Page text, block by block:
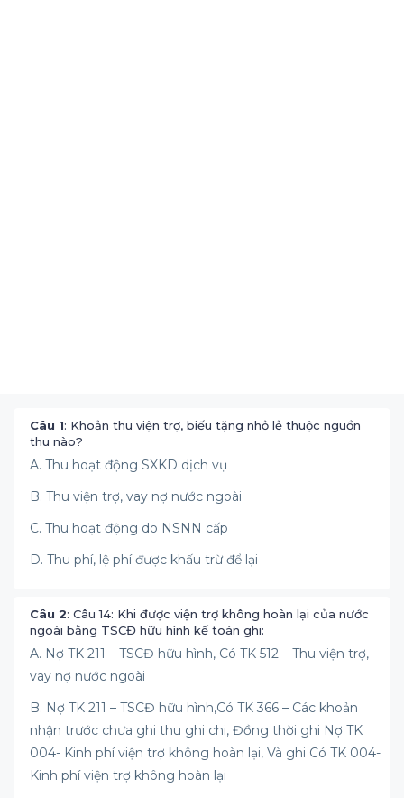
Câu 1: Khoản thu viện trợ, biếu tặng nhỏ lẻ thuộc nguồn
thu nào?
A. Thu hoạt động SXKD dịch vụ
B. Thu viện trợ, vay nợ nước ngoài
C. Thu hoạt động do NSNN cấp
D. Thu phí, lệ phí được khấu trừ để lại
Câu 2: Câu 14: Khi được viện trợ không hoàn lại của nước
ngoài bằng TSCĐ hữu hình kế toán ghi:
A. Nợ TK 211 – TSCĐ hữu hình, Có TK 512 – Thu viện trợ,
vay nợ nước ngoài
B. Nợ TK 211 – TSCĐ hữu hình,Có TK 366 – Các khoản
nhận trước chưa ghi thu ghi chi, Đồng thời ghi Nợ TK
004- Kinh phí viện trợ không hoàn lại, Và ghi Có TK 004-
Kinh phí viện trợ không hoàn lại